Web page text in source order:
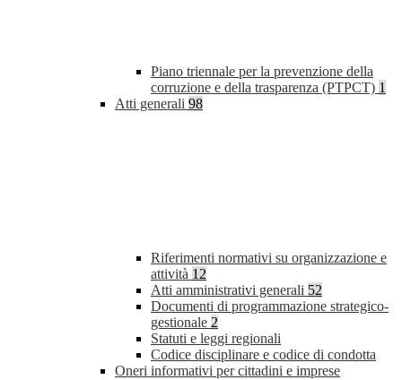
Piano triennale per la prevenzione della
corruzione e della trasparenza (PTPCT) 1
Atti generali 98
Riferimenti normativi su organizzazione e
attività 12
Atti amministrativi generali 52
Documenti di programmazione strategico-
gestionale 2
Statuti e leggi regionali
Codice disciplinare e codice di condotta
Oneri informativi per cittadini e imprese